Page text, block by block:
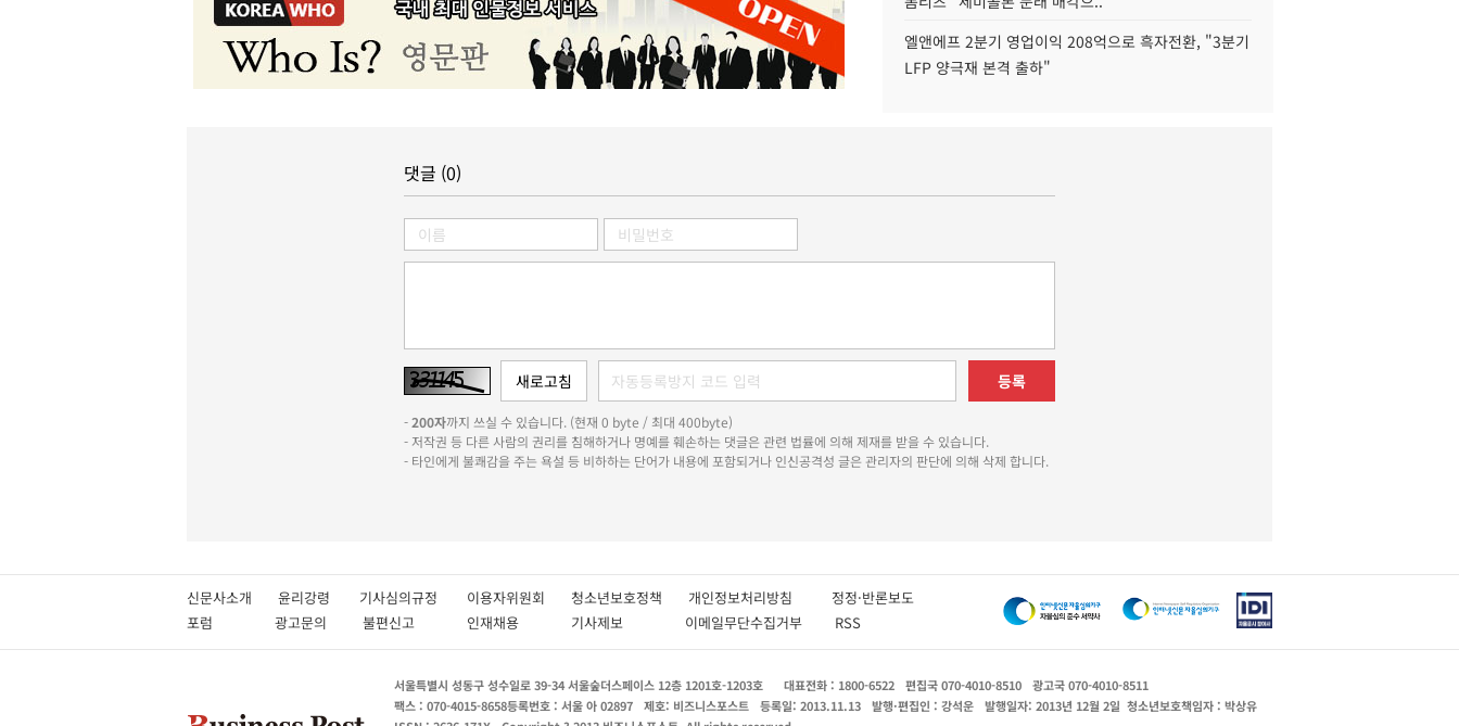
엘앤에프 2분기 영업이익 208억으로 흑자전환, "3분기
LFP 양극재 본격 출하"
댓글 (0)
등록
-200자까지 쓰실 수 있습니다. (현재 0 byte / 최대 400byte)
- 저작권 등 다른 사람의 권리를 침해하거나 명예를 훼손하는 댓글은 관련 법률에 의해 제재를 받을 수 있습니다.
- 타인에게 불쾌감을 주는 욕설 등 비하하는 단어가 내용에 포함되거나 인신공격성 글은 관리자의 판단에 의해 삭제 합니다.
신문사소개 윤리강령 기사심의규정 이용자위원회 청소년보호정책 개인정보처리방침 정정·반론보도
포럼
광고문의 불편신고 인재채용 기사제보 이메일무단수집거부 RSS
서울특별시 성동구 성수일로 39-34 서울숲더스페이스 12층 1201호-1203호 대표전화 : 1800-6522 편집국 070-4010-8510
광고국 070-4010-8511
팩스 : 070-4015-8658등록번호 : 서울 아 02897 제호: 비즈니스포스트 등록일: 2013.11.13 발행·편집인 : 강석운 발행일자: 2013년 12월 2일 청소년보호책임자 : 박상유